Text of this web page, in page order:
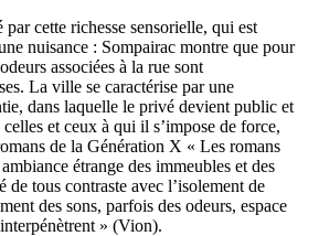
cette richesse sensorielle, qui est
nuisance : Sompairac montre que pour
associées à la rue sont
La ville se caractérise par une
dans laquelle le privé devient public et
et ceux à qui il s’impose de force,
de la Génération X « Les romans
étrange des immeubles et des
tous contraste avec l’isolement de
des sons, parfois des odeurs, espace
» (Vion).